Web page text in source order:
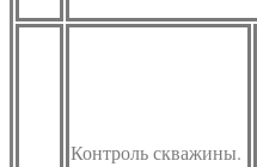
Контроль скважины.